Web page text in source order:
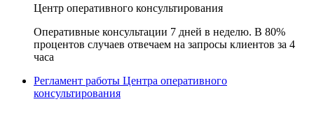
Центр оперативного консультирования
Оперативные консультации 7 дней в неделю. В 80%
процентов случаев отвечаем на запросы клиентов за 4
часа
Регламент работы Центра оперативного
консультирования